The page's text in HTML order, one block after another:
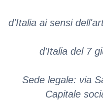
d'Italia ai sensi
d'Italia del 7
Sede legale: via
Capitale